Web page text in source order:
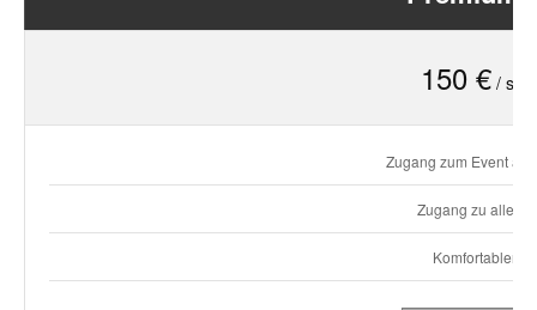
150 € /
Zugang zum Event an
Zugang zu allen
Komfortabler